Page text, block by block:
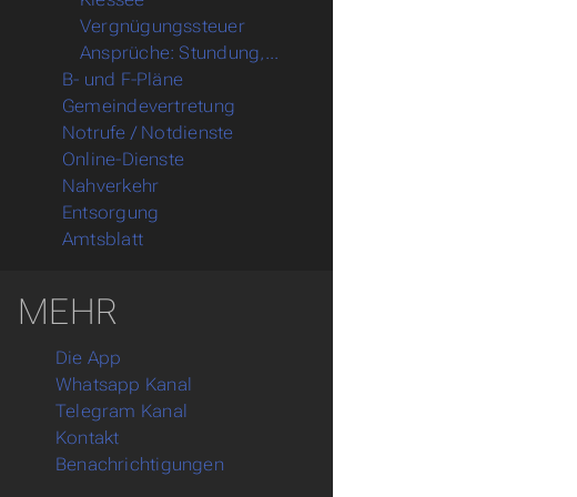
Vergnügungssteuer
Ansprüche: Stundung,...
Untermenu B- und F-Pläne
B- und F-Pläne
Untermenu Gemeindevertretung
Gemeindevertretung
Notrufe / Notdienste
Online-Dienste
Nahverkehr
Entsorgung
Amtsblatt
MEHR
Die App
Whatsapp Kanal
Telegram Kanal
Kontakt
Benachrichtigungen